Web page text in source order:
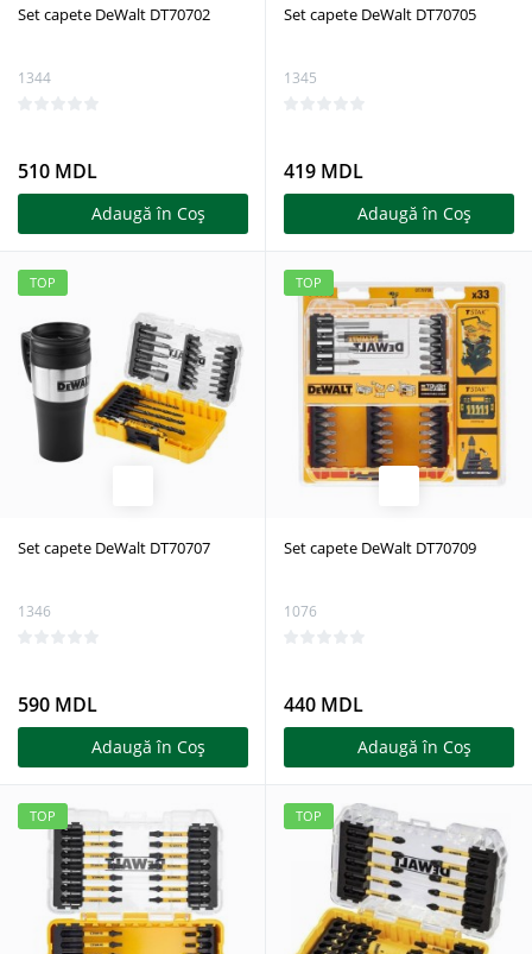
Set capete DeWalt DT70702
1344
510 MDL
Adaugă în Coş
Set capete DeWalt DT70705
1345
419 MDL
Adaugă în Coş
TOP
Set capete DeWalt DT70707
1346
590 MDL
Adaugă în Coş
TOP
Set capete DeWalt DT70709
1076
440 MDL
Adaugă în Coş
TOP TOP